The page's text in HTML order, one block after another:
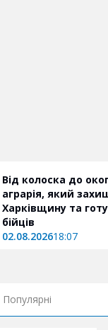
Від колоска до
аграрія, який
Харківщину та
бійців
02.08.202618:07
Популярні